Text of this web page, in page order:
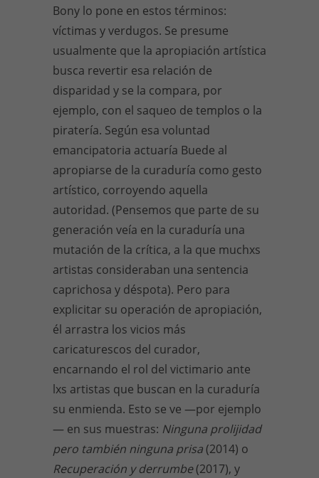
Bony lo pone en estos términos:
víctimas y verdugos. Se presume
usualmente que la apropiación artística
busca revertir esa relación de
disparidad y se la compara, por
ejemplo, con el saqueo de templos o la
piratería. Según esa voluntad
emancipatoria actuaría Buede al
apropiarse de la curaduría como gesto
artístico, corroyendo aquella
autoridad. (Pensemos que parte de su
generación veía en la curaduría una
mutación de la crítica, a la que muchxs
artistas consideraban una sentencia
caprichosa y déspota). Pero para
explicitar su operación de apropiación,
él arrastra los vicios más
caricaturescos del curador,
encarnando el rol del victimario ante
lxs artistas que buscan en la curaduría
su enmienda. Esto se ve —por ejemplo
— en sus muestras: Ninguna prolijidad
pero también ninguna prisa(2014) o
Recuperación y derrumbe(2017), y